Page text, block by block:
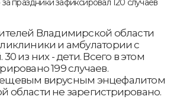
Владимирской области
и амбулатории с
из них - дети. Всего в этом
199 случаев.
вирусным энцефалитом
области не зарегистрировано.